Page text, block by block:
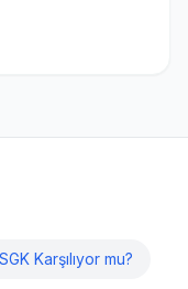
Karşılıyor mu?